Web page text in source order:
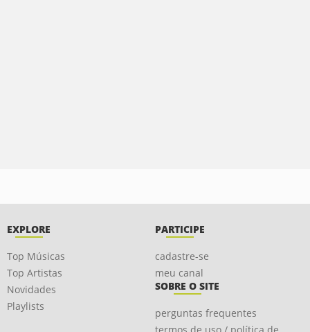
EXPLORE
Top Músicas
Top Artistas
Novidades
Playlists
PARTICIPE
cadastre-se
meu canal
SOBRE O SITE
perguntas frequentes